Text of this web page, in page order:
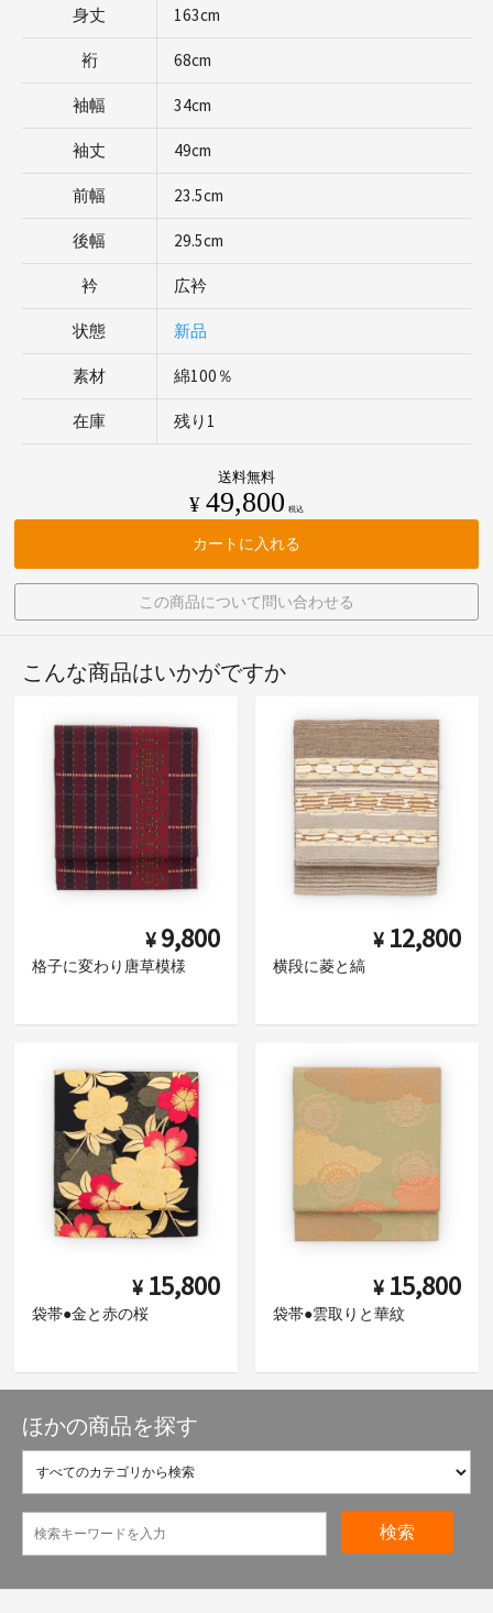
身丈 163cm
裄 68cm
袖幅 34cm
袖丈 49cm
前幅 23.5cm
後幅 29.5cm
衿 広衿
状態 新品
素材 綿100％
在庫 残り1
送料無料
¥ 49,800 税込
カートに入れる
この商品について問い合わせる
こんな商品はいかがですか
¥ 9,800
格子に変わり唐草模様
¥ 12,800
横段に菱と縞
¥ 15,800
袋帯●金と赤の桜
¥ 15,800
袋帯●雲取りと華紋
ほかの商品を探す
検索